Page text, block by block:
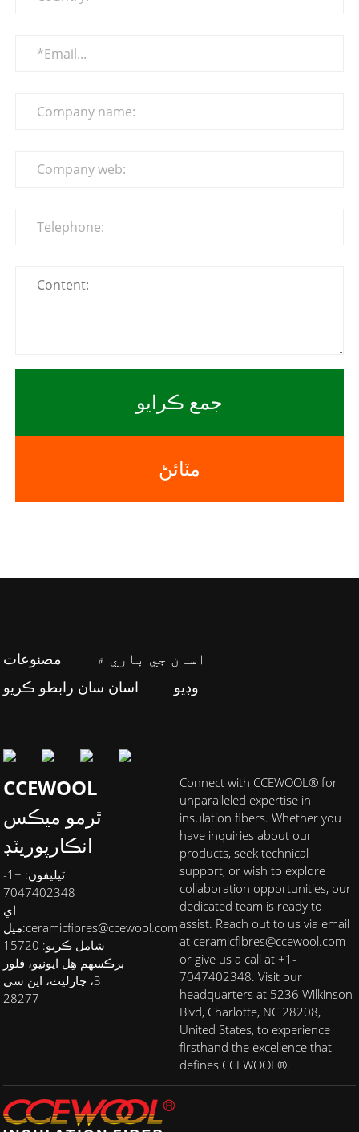
جمع ڪرايو
مٽائڻ
مصنوعات
اسان جي باري ۾
اسان سان رابطو ڪريو
وڊيو
CCEWOOL
ٿرمو ميڪس
انڪارپوريٽڊ
ٽيليفون: +1-
7047402348
اي
ميل:ceramicfibres@ccewool.com
شامل ڪريو: 15720
برڪسهم هِل ايونيو، فلور
3، چارليٽ، اين سي
28277
Connect with CCEWOOL® for
unparalleled expertise in
insulation fibers. Whether you
have inquiries about our
products, seek technical
support, or wish to explore
collaboration opportunities, our
dedicated team is ready to
assist. Reach out to us via email
at ceramicfibres@ccewool.com
or give us a call at +1-
7047402348. Visit our
headquarters at 5236 Wilkinson
Blvd, Charlotte, NC 28208,
United States, to experience
firsthand the excellence that
defines CCEWOOL®.